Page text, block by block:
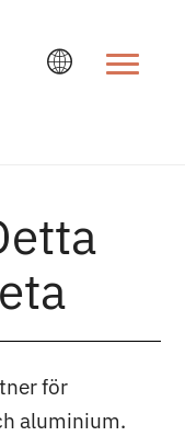
för
aluminium.